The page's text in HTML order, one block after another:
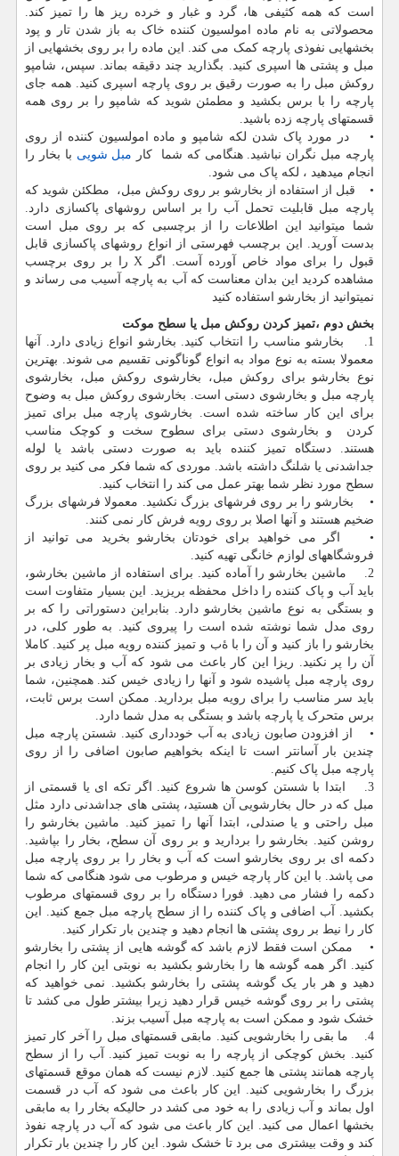
است که همه کثیفی ها، گرد و غبار و خرده ریز ها را تمیز کند.
محصولاتی به نام ماده امولسیون کننده خاک به باز شدن تار و پود
بخشهایی نفوذی پارچه کمک می کند. این ماده را بر روی بخشهایی از
مبل و پشتی ها اسپری کنید. بگذارید چند دقیقه بماند. سپس، شامپو
روکش مبل را به صورت رقیق بر روی پارچه اسپری کنید. همه جای
پارچه را با برس بکشید و مطمئن شوید که شامپو را بر روی همه
قسمتهای پارچه زده باشید.
• در مورد پاک شدن لکه شامپو و ماده امولسیون کننده از روی
پارچه مبل نگران نباشید. هنگامی که شما کار مبل شویی با بخار را
انجام میدهید ، لکه پاک می شود.
• قبل از استفاده از بخارشو بر روی روکش مبل، مطکئن شوید که
پارچه مبل قابلیت تحمل آب را بر اساس روشهای پاکسازی دارد.
شما میتوانید این اطلاعات را از برچسبی که بر روی مبل است
بدست آورید. این برچسب فهرستی از انواع روشهای پاکسازی قابل
قبول را برای مواد خاص آورده آست. اگر X را بر روی برچسب
مشاهده کردید این بدان معناست که آب به پارچه آسیب می رساند و
نمیتوانید از بخارشو استفاده کنید
بخش دوم ،تمیز کردن روکش مبل یا سطح موکت
1. بخارشو مناسب را انتخاب کنید. بخارشو انواع زیادی دارد. آنها
معمولا بسته به نوع مواد به انواع گوناگونی تقسیم می شوند. بهترین
نوع بخارشو برای روکش مبل، بخارشوی روکش مبل، بخارشوی
پارچه مبل و بخارشوی دستی است. بخارشوی روکش مبل به وضوح
برای این کار ساخته شده است. بخارشوی پارچه مبل برای تمیز
کردن و بخارشوی دستی برای سطوح سخت و کوچک مناسب
هستند. دستگاه تمیز کننده باید به صورت دستی باشد یا لوله
جداشدنی یا شلنگ داشته باشد. موردی که شما فکر می کنید بر روی
سطح مورد نظر شما بهتر عمل می کند را انتخاب کنید.
• بخارشو را بر روی فرشهای بزرگ نکشید. معمولا فرشهای بزرگ
ضخیم هستند و آنها اصلا بر روی رویه فرش کار نمی کنند.
• اگر می خواهید برای خودتان بخارشو بخرید می توانید از
فروشگاههای لوازم خانگی تهیه کنید.
2. ماشین بخارشو را آماده کنید. برای استفاده از ماشین بخارشو،
باید آب و پاک کننده را داخل محفظه بریزید. این بسیار متفاوت است
و بستگی به نوع ماشین بخارشو دارد. بنابراین دستوراتی را که بر
روی مدل شما نوشته شده است را پیروی کنید. به طور کلی، در
بخارشو را باز کنید و آن را با ۀب و تمیز کننده رویه مبل پر کنید. کاملا
آن را پر نکنید. ریزا این کار باعث می شود که آب و بخار زیادی بر
روی پارچه مبل پاشیده شود و آنها را زیادی خیس کند. همچنین، شما
باید سر مناسب را برای رویه مبل بردارید. ممکن است برس ثابت،
برس متحرک یا پارچه باشد و بستگی به مدل شما دارد.
• از افزودن صابون زیادی به آب خودداری کنید. شستن پارچه مبل
چندین بار آسانتر است تا اینکه بخواهیم صابون اضافی را از روی
پارچه مبل پاک کنیم.
3. ابتدا با شستن کوسن ها شروع کنید. اگر تکه ای یا قسمتی از
مبل که در حال بخارشویی آن هستید، پشتی های جداشدنی دارد مثل
مبل راحتی و یا صندلی، ابتدا آنها را تمیز کنید. ماشین بخارشو را
روشن کنید. بخارشو را بردارید و بر روی آن سطح، بخار را بپاشید.
دکمه ای بر روی بخارشو است که آب و بخار را بر روی پارچه مبل
می پاشد. با این کار پارچه خیس و مرطوب می شود هنگامی که شما
دکمه را فشار می دهید. فورا دستگاه را بر روی قسمتهای مرطوب
بکشید. آب اضافی و پاک کننده را از سطح پارچه مبل جمع کنید. این
کار را نیط بر روی پشتی ها انجام دهید و چندین بار تکرار کنید.
• ممکن است فقط لازم باشد که گوشه هایی از پشتی را بخارشو
کنید. اگر همه گوشه ها را بخارشو بکشید به نوبتی این کار را انجام
دهید و هر بار یک گوشه پشتی را بخارشو بکشید. نمی خواهید که
پشتی را بر روی گوشه خیس قرار دهید زیرا بیشتر طول می کشد تا
خشک شود و ممکن است به پارچه مبل آسیب بزند.
4. ما بقی را بخارشویی کنید. مابقی قسمتهای مبل را آخر کار تمیز
کنید. بخش کوچکی از پارچه را به نوبت تمیز کنید. آب را از سطح
پارچه همانند پشتی ها جمع کنید. لازم نیست که همان موقع قسمتهای
بزرگ را بخارشویی کنید. این کار باعث می شود که آب در قسمت
اول بماند و آب زیادی را به خود می کشد در حالیکه بخار را به مابقی
بخشها اعمال می کنید. این کار باعث می شود که آب در پارچه نفوذ
کند و وقت بیشتری می برد تا خشک شود. این کار را چندین بار تکرار